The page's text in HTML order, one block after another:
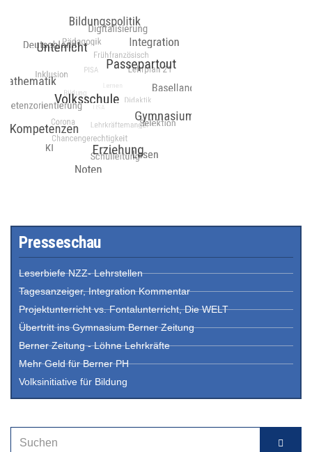
Presseschau
Leserbiefe NZZ- Lehrstellen
Tagesanzeiger, Integration Kommentar
Projektunterricht vs. Fontalunterricht, Die WELT
Übertritt ins Gymnasium Berner Zeitung
Berner Zeitung - Löhne Lehrkräfte
Mehr Geld für Berner PH
Volksinitiative für Bildung